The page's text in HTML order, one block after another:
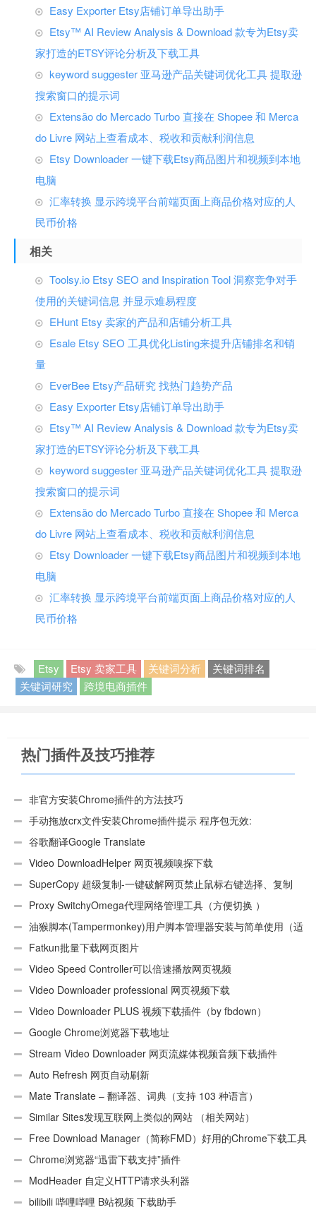
Easy Exporter Etsy店铺订单导出助手
Etsy™ AI Review Analysis & Download 款专为Etsy卖
家打造的ETSY评论分析及下载工具
keyword suggester 亚马逊产品关键词优化工具 提取逊
搜索窗口的提示词
Extensão do Mercado Turbo 直接在 Shopee 和 Merca
do Livre 网站上查看成本、税收和贡献利润信息
Etsy Downloader 一键下载Etsy商品图片和视频到本地
电脑
汇率转换 显示跨境平台前端页面上商品价格对应的人
民币价格
相关
Toolsy.io Etsy SEO and Inspiration Tool 洞察竞争对手
使用的关键词信息 并显示难易程度
EHunt Etsy 卖家的产品和店铺分析工具
Esale Etsy SEO 工具优化Listing来提升店铺排名和销
量
EverBee Etsy产品研究 找热门趋势产品
Easy Exporter Etsy店铺订单导出助手
Etsy™ AI Review Analysis & Download 款专为Etsy卖
家打造的ETSY评论分析及下载工具
keyword suggester 亚马逊产品关键词优化工具 提取逊
搜索窗口的提示词
Extensão do Mercado Turbo 直接在 Shopee 和 Merca
do Livre 网站上查看成本、税收和贡献利润信息
Etsy Downloader 一键下载Etsy商品图片和视频到本地
电脑
汇率转换 显示跨境平台前端页面上商品价格对应的人
民币价格
Etsy Etsy 卖家工具 关键词分析
关键词排名
关键词研究
跨境电商插件
热门插件及技巧推荐
非官方安装Chrome插件的方法技巧
手动拖放crx文件安装Chrome插件提示 程序包无效:
“CEX_HEADER_INVALID”的解决办法
谷歌翻译Google Translate
Video DownloadHelper 网页视频嗅探下载
SuperCopy 超级复制-一键破解网页禁止鼠标右键选择、复制
Proxy SwitchyOmega代理网络管理工具（方便切换 ）
油猴脚本(Tampermonkey)用户脚本管理器安装与简单使用（适
用Android）
Fatkun批量下载网页图片
Video Speed Controller可以倍速播放网页视频
Video Downloader professional 网页视频下载
Video Downloader PLUS 视频下载插件（by fbdown）
Google Chrome浏览器下载地址
Stream Video Downloader 网页流媒体视频音频下载插件
Auto Refresh 网页自动刷新
Mate Translate – 翻译器、词典（支持 103 种语言）
Similar Sites发现互联网上类似的网站 （相关网站）
Free Download Manager（简称FMD）好用的Chrome下载工具
插件Chrome浏览器“迅雷下载支持”插件
ModHeader 自定义HTTP请求头利器
bilibili 哔哩哔哩 B站视频 下载助手